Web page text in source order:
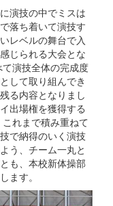
演技の中でミスは
落ち着いて演技す
レベルの舞台で入
じられる大会とな
演技全体の完成度
して取り組んでき
る内容となりまし
出場権を獲得する
れまで積み重ねて
で納得のいく演技
う、チーム一丸と
も、本校新体操部
ます。